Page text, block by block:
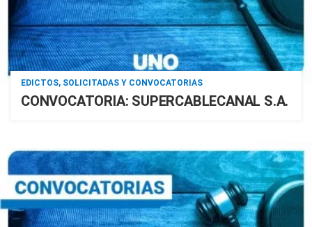
EDICTOS, SOLICITADAS Y CONVOCATORIAS
CONVOCATORIA: SUPERCABLECANAL S.A.